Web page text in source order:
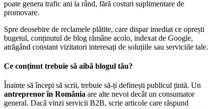
poate genera trafic ani la rând, fără costuri suplimentare de
promovare.
Spre deosebire de reclamele plătite, care dispar imediat ce oprești
bugetul, conținutul de blog rămâne acolo, indexat de Google,
atrăgând constant vizitatori interesați de soluțiile sau serviciile tale.
Ce conținut trebuie să aibă blogul tău?
Înainte să începi să scrii, trebuie să-ți definești publicul țintă. Un
antreprenor în România are alte nevoi decât un consumator
general. Dacă vinzi servicii B2B, scrie articole care răspund